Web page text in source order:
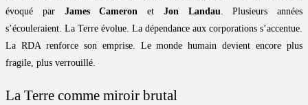
évoqué par James Cameron et Jon Landau . Plusieurs années
s’écouleraient. La Terre évolue. La dépendance aux corporations s’accentue.
La RDA renforce son emprise. Le monde humain devient encore plus
fragile, plus verrouillé.
La Terre comme miroir brutal